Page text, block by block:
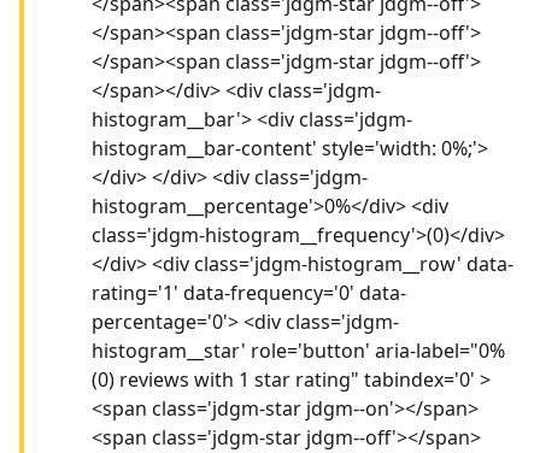
</span><span class='jdgm-star jdgm--off'>
</span><span class='jdgm-star jdgm--off'>
</span></div> <div class='jdgm-
histogram__bar'> <div class='jdgm-
histogram__bar-content' style='width: 0%;'>
</div> </div> <div class='jdgm-
histogram__percentage'>0%</div> <div
class='jdgm-histogram__frequency'>(0)</div>
</div> <div class='jdgm-histogram__row' data-
rating='1' data-frequency='0' data-
percentage='0'> <div class='jdgm-
histogram__star' role='button' aria-label="0%
(0) reviews with 1 star rating" tabindex='0' >
<span class='jdgm-star jdgm--on'></span>
<span class='jdgm-star jdgm--off'></span>